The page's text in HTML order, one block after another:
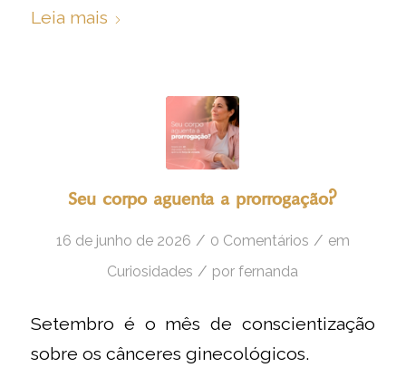
Leia mais
Seu corpo aguenta a prorrogação?
16 de junho de 2026 / 0 Comentários / em
Curiosidades / porfernanda
Setembro é o mês de conscientização
sobre os cânceres ginecológicos.